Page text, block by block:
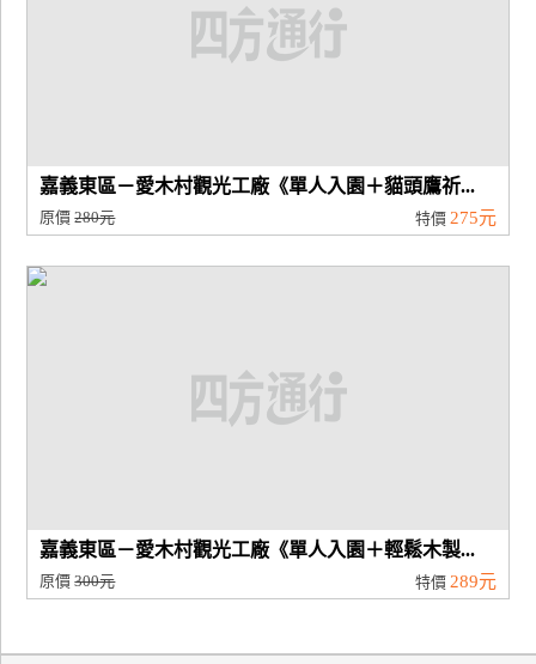
嘉義東區－愛木村觀光工廠《單人入園＋貓頭鷹祈...
原價280元 特價 275元
嘉義東區－愛木村觀光工廠《單人入園＋輕鬆木製...
原價300元 特價 289元